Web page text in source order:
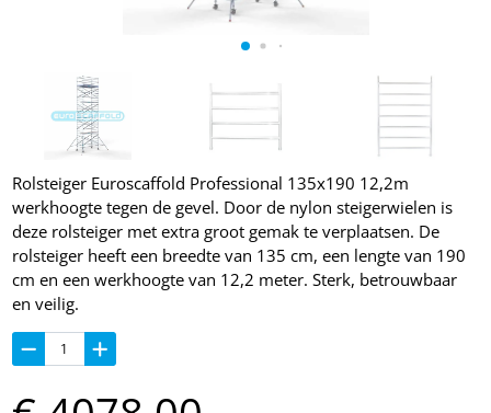
Rolsteiger Euroscaffold Professional 135x190 12,2m
werkhoogte tegen de gevel. Door de nylon steigerwielen is
deze rolsteiger met extra groot gemak te verplaatsen. De
rolsteiger heeft een breedte van 135 cm, een lengte van 190
cm en een werkhoogte van 12,2 meter. Sterk, betrouwbaar
en veilig.